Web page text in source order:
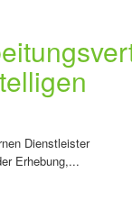
Dienstleister
Erhebung,...